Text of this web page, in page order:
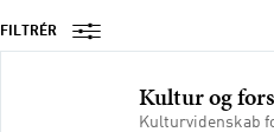
FILTRÉR
Kultur og
Kulturvidenskab